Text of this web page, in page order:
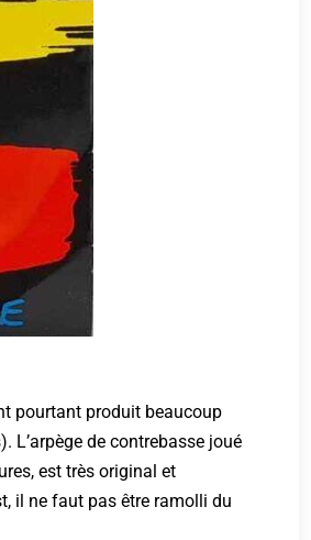
pourtant produit beaucoup
L’arpège de contrebasse joué
est très original et
il ne faut pas être ramolli du